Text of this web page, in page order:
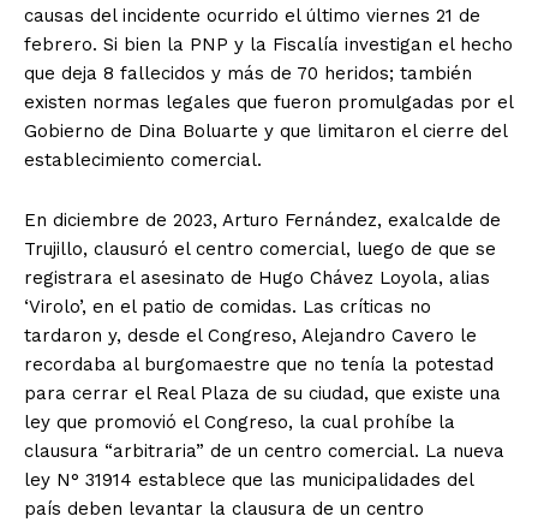
causas del incidente ocurrido el último viernes 21 de
febrero. Si bien la PNP y la Fiscalía investigan el hecho
que deja 8 fallecidos y más de 70 heridos; también
existen normas legales que fueron promulgadas por el
Gobierno de Dina Boluarte y que limitaron el cierre del
establecimiento comercial.
En diciembre de 2023, Arturo Fernández, exalcalde de
Trujillo, clausuró el centro comercial, luego de que se
registrara el asesinato de Hugo Chávez Loyola, alias
‘Virolo’, en el patio de comidas. Las críticas no
tardaron y, desde el Congreso, Alejandro Cavero le
recordaba al burgomaestre que no tenía la potestad
para cerrar el Real Plaza de su ciudad, que existe una
ley que promovió el Congreso, la cual prohíbe la
clausura “arbitraria” de un centro comercial. La nueva
ley N° 31914 establece que las municipalidades del
país deben levantar la clausura de un centro